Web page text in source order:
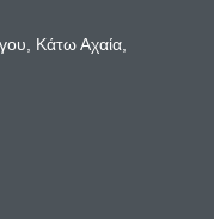
Κάτω Αχαία,